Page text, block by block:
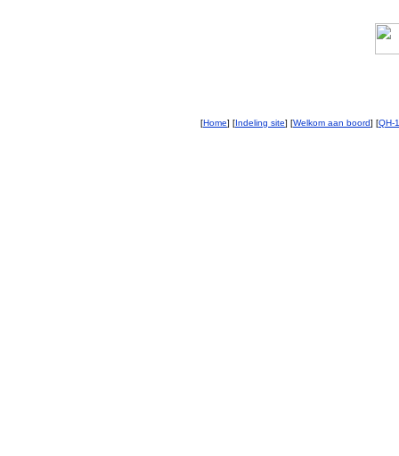
[Home] [Indeling site] [Welkom aan boord] [QH-